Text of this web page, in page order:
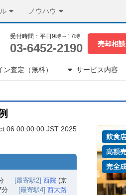
ノウハウ
受付時間：平日9時～17時
03-6452-2190 売却相談
ン査定（無料） サービス内容
06 00:00:00 JST 2025
[最寄駅2] 西院 (京
[最寄駅4] 西大路